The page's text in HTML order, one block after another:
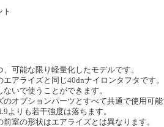
ト
可能な限り軽量化したモデルです。
アライズと同じ40dnナイロンタフタです。
いで使うことができます。
オプションパーツとすべて共通で使用可能
よりも若干強度は落ちます。
室の形状はエアライズとは異なります。